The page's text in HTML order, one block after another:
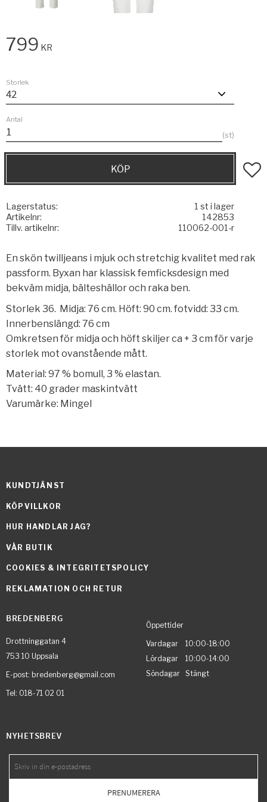
799 KR
Storlek
Antal
st
KÖP
Lagerstatus
1 st i lager
Artikelnr
142853
Tillv. artikelnr
110062-001-r
En skön twilljeans i mjuk och stretchig kvalitet med rak
passform. Byxan har klassisk femficksdesign med
bekväm midja, bälteshällor och raka ben.
Storlek 36. Midja: 76 cm. Höft: 90 cm. fotvidd: 33 cm.
Innerbenslängd: 76 cm
Omkretsen för midja och höft skiljer ca + 3 cm för varje
storlek mot ovanstående mått.
Material: 97 % bomull, 3 % elastan.
Tvätt: 40 grader maskintvätt
Varumärke: Mingel
KUNDTJÄNST
KÖPVILLKOR
HUR HANDLAR JAG?
VÅR BUTIK
COOKIES & INTEGRITETSPOLICY
REKLAMATION OCH RETUR
BREDENBERG
Drottninggatan 4
753 10 Uppsala
E-post: bredenberg@gmail.com
Tel: 018-71 02 01
Öppettider
Vardagar 10:00-18:00
Lördagar 10:00-14:00
Söndagar Stängt
NYHETSBREV
PRENUMERERA